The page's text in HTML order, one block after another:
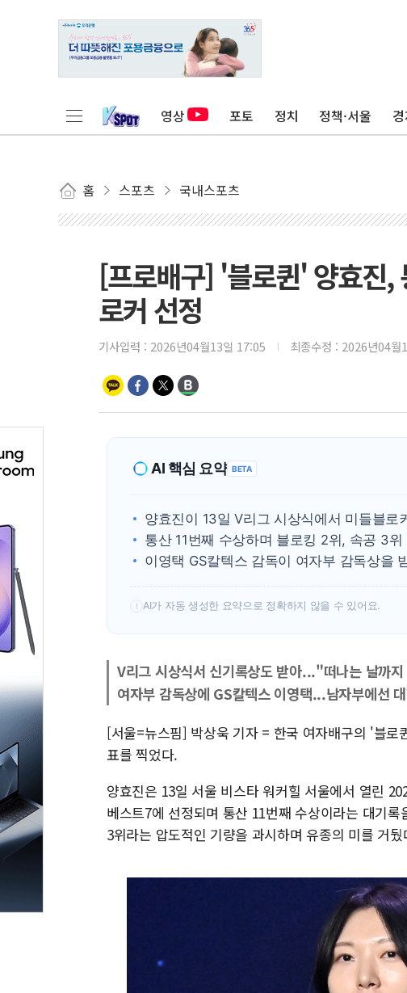
영상 포토 정치 정책·서울
홈 스포츠 국내스포츠
[프로배구] '블로퀸' 양효진,
로커 선정
기사입력 : 2026년04월13일 17:05 최종수정 : 2026년04월
AI 핵심 요약 BETA
양효진이 13일 V리그 시상식에서 미들블로
통산 11번째 수상하며 블로킹 2위, 속공 3
이영택 GS칼텍스 감독이 여자부 감독상을
! AI가 자동 생성한 요약으로 정확하지 않을 수 있어요.
V리그 시상식서 신기록상도 받아..."떠나는 날까
여자부 감독상에 GS칼텍스 이영택...남자부에선
[서울=뉴스핌] 박상욱 기자 = 한국 여자배구의 '블
표를 찍었다.
양효진은 13일 서울 비스타 워커힐 서울에서 열린
베스트7에 선정되며 통산 11번째 수상이라는 대기
3위라는 압도적인 기량을 과시하며 유종의 미를 거뒀